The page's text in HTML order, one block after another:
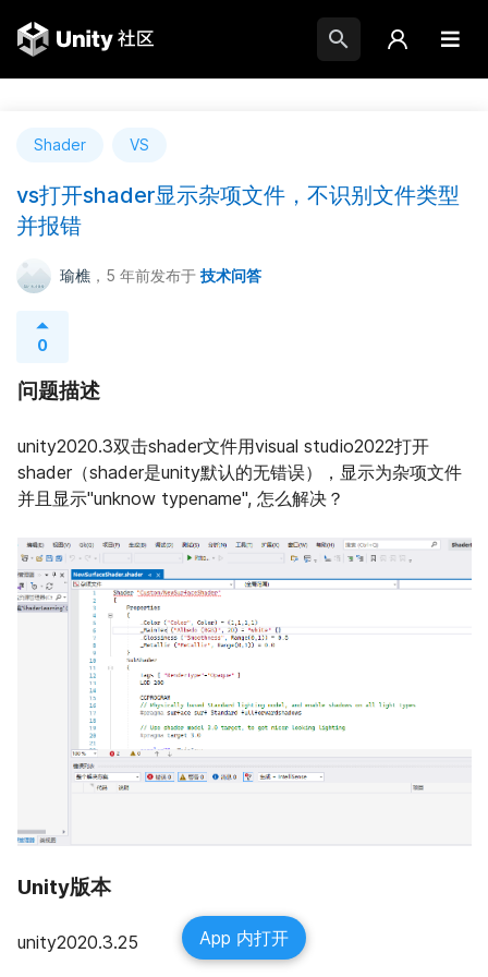
Shader VS
vs打开shader显示杂项文件，不识别文件类型
并报错
瑜樵 ，5 年前发布于 技术问答
0
问题描述
unity2020.3双击shader文件用visual studio2022打开
shader（shader是unity默认的无错误），显示为杂项文件
并且显示"unknow typename", 怎么解决？
Unity版本
unity2020.3.25 App 内打开